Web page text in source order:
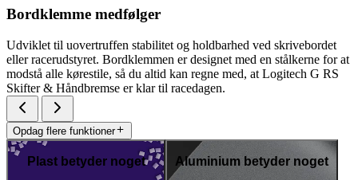
Bordklemme medfølger
Udviklet til uovertruffen stabilitet og holdbarhed ved skrivebordet
eller racerudstyret. Bordklemmen er designet med en stålkerne for at
modstå alle kørestile, så du altid kan regne med, at Logitech G RS
Skifter & Håndbremse er klar til racedagen.
Opdag flere funktioner
Plast betyder noget Aluminium betyder noget